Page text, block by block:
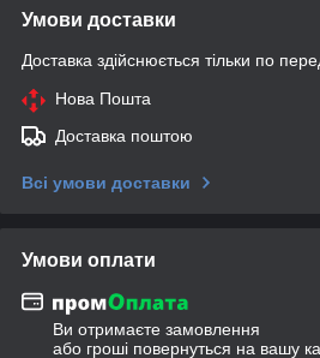
Умови доставки
Доставка здійснюється тільки по
Нова Пошта
Доставка поштою
Всі умови доставки
Умови оплати
Ви отримаєте замовлення
або гроші повернуться на вашу